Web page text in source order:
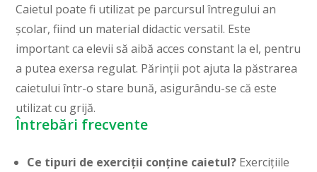
Caietul poate fi utilizat pe parcursul întregului an
școlar, fiind un material didactic versatil. Este
important ca elevii să aibă acces constant la el, pentru
a putea exersa regulat. Părinții pot ajuta la păstrarea
caietului într-o stare bună, asigurându-se că este
utilizat cu grijă.
Întrebări frecvente
Ce tipuri de exerciții conține caietul? Exercițiile